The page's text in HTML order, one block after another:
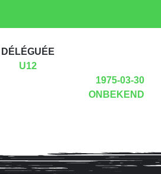
1975-03-30
DÉLÉGUÉE
U12
ONBEKEND